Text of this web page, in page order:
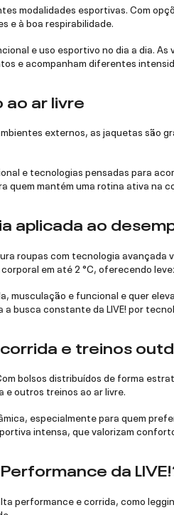
modalidades esportivas. Com
e à boa respirabilidade.
e uso esportivo no dia a dia. As
e acompanham diferentes
ar livre
externos, as jaquetas são
e tecnologias pensadas para
mantém uma rotina ativa na
aplicada ao
roupas com tecnologia
em até 2 °C, oferecendo
musculação e funcional e quer
busca constante da LIVE! por
e treinos
bolsos distribuídos de forma
e outros treinos ao ar livre.
especialmente para quem
intensa, que valorizam
da
performance e corrida, como